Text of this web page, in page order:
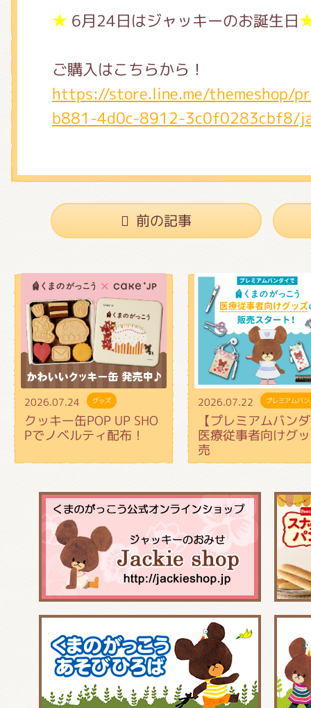
★ 6月24日はジャッキーのお誕生日
ご購入はこちらから！
https://store.line.me/themeshop/
b881-4d0c-8912-3c0f0283cbf8/
前の記事
2026.07.24 グッズ
クッキー缶POP UP SHO
Pでノベルティ配布！
2026.07.22 プレミアムバ
【プレミアムバン
医療従事者向けグ
売